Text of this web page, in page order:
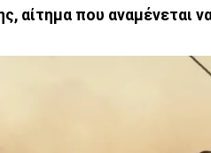
αίτημα που αναμένεται